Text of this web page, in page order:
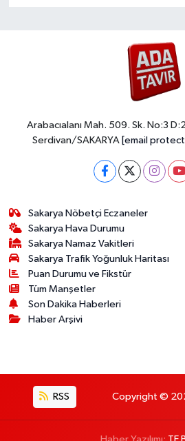
Arabacıalanı Mah. 509. Sk. No:3
Serdivan/SAKARYA [email
Sakarya Nöbetçi Eczaneler
Sakarya Hava Durumu
Sakarya Namaz Vakitleri
Sakarya Trafik Yoğunluk Haritası
Puan Durumu ve Fikstür
Tüm Manşetler
Son Dakika Haberleri
Haber Arşivi
RSS Copyright ©